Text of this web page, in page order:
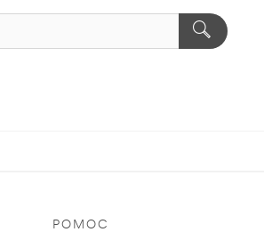
POMOC